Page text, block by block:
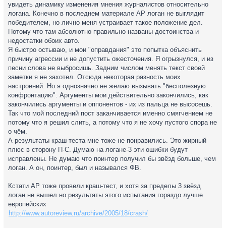
увидеть динамику изменения мнения журналистов относительно
логана. Конечно в последнем материале АР логан не выглядит
победителем, но лично меня устраивает такое положение дел.
Потому что там абсолютно правильно названы достоинства и
недостатки обоих авто.
Я быстро остываю, и мои "оправдания" это попытка объяснить
причину агрессии и не допустить ожесточения. Я огрызнулся, и из
песни слова не выбросишь. Задним числом менять текст своей
заметки я не захотел. Отсюда некоторая разность моих
настроений. Но я однозначно не желаю вызывать "бесполезную
конфронтацию". Аргументы мои действительно закончились, как
закончились аргументы и оппонентов - их из пальца не высосешь.
Так что мой последний пост заканчивается именно смягчением не
потому что я решил слить, а потому что я не хочу пустого спора не
о чём.
А результаты краш-теста мне тоже не понравились. Это жирный
плюс в сторону П-С. Думаю на логане-3 эти ошибки будут
исправлены. Не думаю что поинтер получил бы звёзд больше, чем
логан. А он, поинтер, был и назывался ФВ.
Кстати АР тоже провели краш-тест, и хотя за пределы 3 звёзд
логан не вышел но результаты этого испытания гораздо лучше
европейских
http://www.autoreview.ru/archive/2005/18/crash/